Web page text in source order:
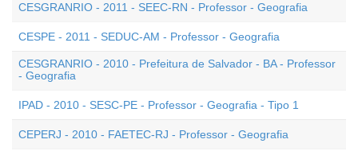
CESGRANRIO - 2011 - SEEC-RN - Professor - Geografia
CESPE - 2011 - SEDUC-AM - Professor - Geografia
CESGRANRIO - 2010 - Prefeitura de Salvador - BA - Professor
- Geografia
IPAD - 2010 - SESC-PE - Professor - Geografia - Tipo 1
CEPERJ - 2010 - FAETEC-RJ - Professor - Geografia